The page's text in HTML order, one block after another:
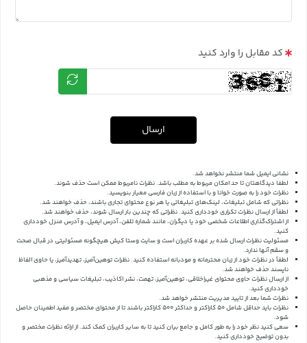
کد مقابل را وارد کنید
ارسال
نشانی ایمیل شما منتشر نخواهد شد.
لطفا دیدگاهتان تا حد امکان مربوط به مطلب باشد. نظرات نامربوط ممکن است حذف شوند.
نظرات خود را به صورت خوانا و با استفاده از زبان فارسی معیار بنویسید.
نظراتی که شامل تبلیغات، لینک‌های تبلیغاتی یا هر نوع محتوای تجاری باشند، حذف خواهند شد.
لطفاً از ارسال نظرات تکراری خودداری کنید. نظراتی که چندین بار ارسال شوند، حذف خواهند شد.
از اشتراک‌گذاری اطلاعات شخصی خود یا دیگران، مانند شماره تلفن، آدرس ایمیل، و آدرس منزل خودداری
کنید.
مسئولیت نظرات ارسال شده بر عهده کاربران است و سایت وستا کیش هیچگونه مسئولیتی در قبال صحت
و سقم آنها ندارد.
لطفاً در نظرات خود از زبان محترمانه و مودبانه استفاده کنید. نظرات توهین‌آمیز، تهدیدآمیز، یا حاوی الفاظ
ناپسند حذف خواهند شد.
از ارسال نظرات حاوی محتوای غیراخلاقی، توهین‌آمیز، تهمت، نشر اکاذیب، تبلیغات سیاسی و مذهبی
خودداری کنید.
نظرات شما بعد از تایید مدیریت منتشر خواهد شد.
نظرات باید حداقل شامل 50 کاراکتر و حداکثر 500 کاراکتر باشند تا از محتوای مختصر و مفید اطمینان حاصل
شود.
سعی کنید نظر خود را به طور کامل و جامع بیان کنید تا به سایر کاربران کمک کند.از ارائه نظرات مختصر و
بدون توضیح خودداری کنید.